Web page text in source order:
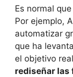
Es normal
Por ejemplo,
automatizar
que ha
el objetivo
rediseñar las